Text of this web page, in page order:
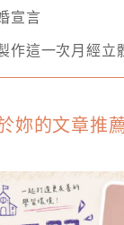
宣言
作這一次月經立
妳的文章推